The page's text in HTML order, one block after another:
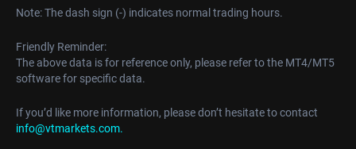
Note: The dash sign (-) indicates normal trading hours.
Friendly Reminder:
The above data is for reference only, please refer to the MT4/MT5
software for specific data.
If you’d like more information, please don’t hesitate to contact
info@vtmarkets.com.